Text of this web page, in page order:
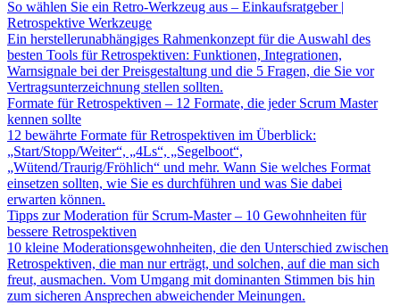
So wählen Sie ein Retro-Werkzeug aus – Einkaufsratgeber |
Retrospektive Werkzeuge
Ein herstellerunabhängiges Rahmenkonzept für die Auswahl des
besten Tools für Retrospektiven: Funktionen, Integrationen,
Warnsignale bei der Preisgestaltung und die 5 Fragen, die Sie vor
Vertragsunterzeichnung stellen sollten.
Formate für Retrospektiven – 12 Formate, die jeder Scrum Master
kennen sollte
12 bewährte Formate für Retrospektiven im Überblick:
„Start/Stopp/Weiter“, „4Ls“, „Segelboot“,
„Wütend/Traurig/Fröhlich“ und mehr. Wann Sie welches Format
einsetzen sollten, wie Sie es durchführen und was Sie dabei
erwarten können.
Tipps zur Moderation für Scrum-Master – 10 Gewohnheiten für
bessere Retrospektiven
10 kleine Moderationsgewohnheiten, die den Unterschied zwischen
Retrospektiven, die man nur erträgt, und solchen, auf die man sich
freut, ausmachen. Vom Umgang mit dominanten Stimmen bis hin
zum sicheren Ansprechen abweichender Meinungen.